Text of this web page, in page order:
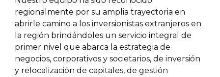
regionalmente por su amplia trayectoria en
abrirle camino a los inversionistas extranjeros en
la región brindándoles un servicio integral de
primer nivel que abarca la estrategia de
negocios, corporativos y societarios, de inversión
y relocalización de capitales, de gestión